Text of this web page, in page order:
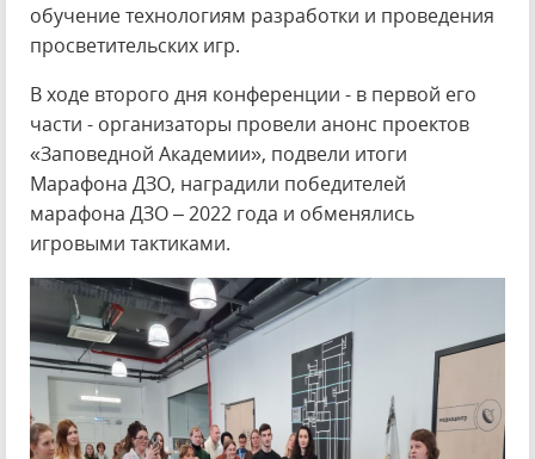
обучение технологиям разработки и проведения
просветительских игр.
В ходе второго дня конференции - в первой его
части - организаторы провели анонс проектов
«Заповедной Академии», подвели итоги
Марафона ДЗО, наградили победителей
марафона ДЗО – 2022 года и обменялись
игровыми тактиками.